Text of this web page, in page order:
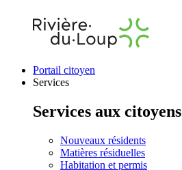
Portail citoyen
Services
Services aux citoyens
Nouveaux résidents
Matières résiduelles
Habitation et permis